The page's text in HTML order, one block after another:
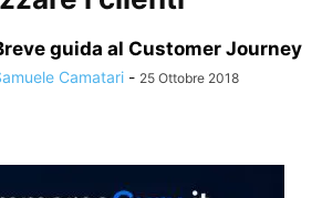
guida al Customer Journey
Camatari - 25 Ottobre 2018